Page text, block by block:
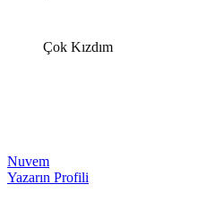
Çok Kızdım
Nuvem
Yazarın Profili